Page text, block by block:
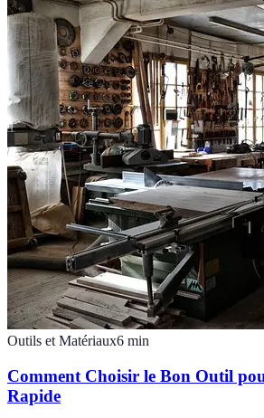
Outils et Matériaux6 min
Comment Choisir le Bon Outil
Rapide